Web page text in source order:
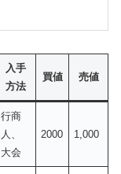
入手
方法
買値 売値
行商
人、
大会
2000 1,000